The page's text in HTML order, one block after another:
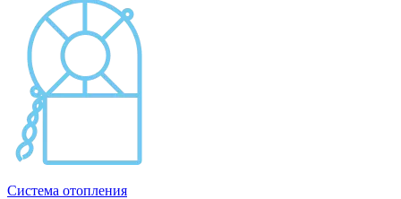
Система отопления